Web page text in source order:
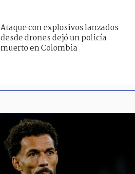
Ataque con explosivos lanzados
desde drones dejó un policía
muerto en Colombia